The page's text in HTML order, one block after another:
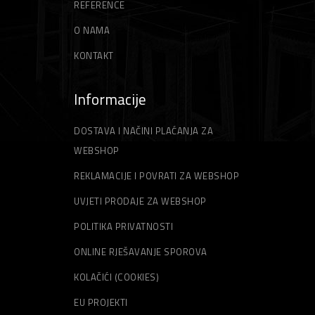
REFERENCE
O NAMA
KONTAKT
Informacije
DOSTAVA I NAČINI PLAĆANJA ZA
WEBSHOP
REKLAMACIJE I POVRATI ZA WEBSHOP
UVJETI PRODAJE ZA WEBSHOP
POLITIKA PRIVATNOSTI
ONLINE RJEŠAVANJE SPOROVA
KOLAČIĆI (COOKIES)
EU PROJEKTI